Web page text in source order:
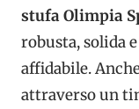
stufa Olimpia
robusta, solida e
affidabile.
attraverso un